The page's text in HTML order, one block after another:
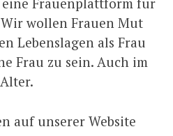
wollen Frauen Mut
Lebenslagen als Frau
Frau zu sein. Auch im
Alter.
auf unserer Website